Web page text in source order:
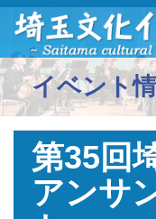
イベント
第35回
アンサ